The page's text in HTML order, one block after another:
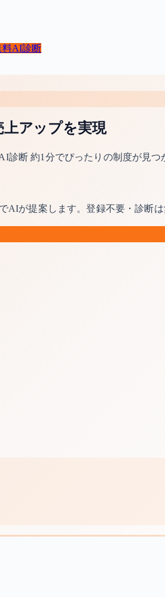
料AI診断
上アップを実現
診断 約1分でぴったりの制度が見つ
AIが提案します。登録不要・診断